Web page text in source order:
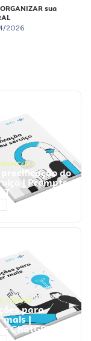
sua
2026
precificação do
| Prompts
, VENDAS
para
mais |
ChatGPT